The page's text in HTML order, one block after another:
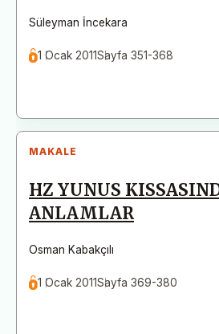
Süleyman İncekara
1 Ocak 2011Sayfa 351-368
MAKALE
HZ YUNUS
ANLAMLAR
Osman Kabakçılı
1 Ocak 2011Sayfa 369-380